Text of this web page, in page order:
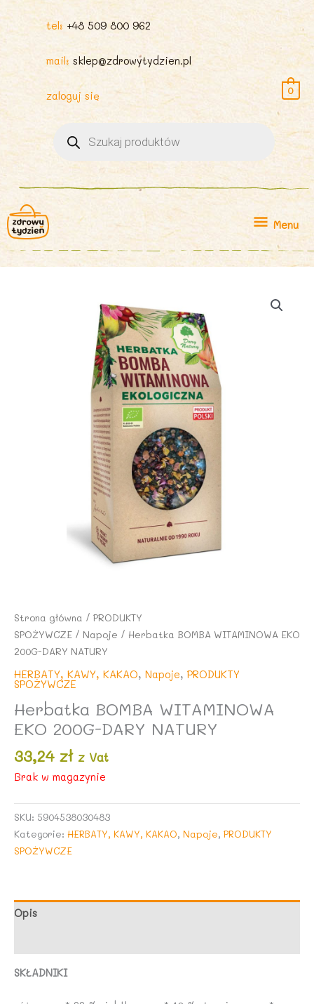
tel: +48 509 800 962
mail: sklep@zdrowytydzien.pl
zaloguj się
produktów
0
Menu
Menu
Strona główna / PRODUKTY
SPOŻYWCZE / Napoje / Herbatka BOMBA WITAMINOWA EKO
200G-DARY NATURY
HERBATY, KAWY, KAKAO, Napoje, PRODUKTY
SPOŻYWCZE
Herbatka BOMBA WITAMINOWA
EKO 200G-DARY NATURY
33,24 zł z Vat
Brak w magazynie
SKU: 5904538030483
Kategorie: HERBATY, KAWY, KAKAO, Napoje, PRODUKTY
SPOŻYWCZE
Opis
SKŁADNIKI